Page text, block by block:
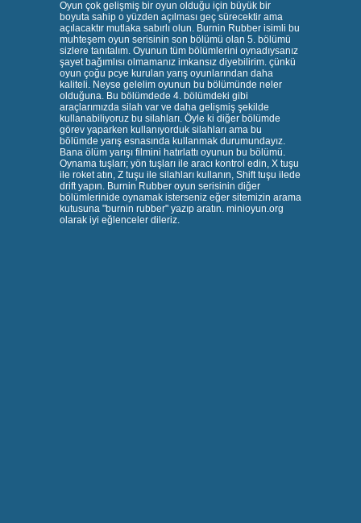
Oyun çok gelişmiş bir oyun olduğu için büyük bir
boyuta sahip o yüzden açılması geç sürecektir ama
açılacaktır mutlaka sabırlı olun. Burnin Rubber isimli bu
muhteşem oyun serisinin son bölümü olan 5. bölümü
sizlere tanıtalım. Oyunun tüm bölümlerini oynadıysanız
şayet bağımlısı olmamanız imkansız diyebilirim. çünkü
oyun çoğu pcye kurulan yarış oyunlarından daha
kaliteli. Neyse gelelim oyunun bu bölümünde neler
olduğuna. Bu bölümdede 4. bölümdeki gibi
araçlarımızda silah var ve daha gelişmiş şekilde
kullanabiliyoruz bu silahları. Öyle ki diğer bölümde
görev yaparken kullanıyorduk silahları ama bu
bölümde yarış esnasında kullanmak durumundayız.
Bana ölüm yarışı filmini hatırlattı oyunun bu bölümü.
Oynama tuşları; yön tuşları ile aracı kontrol edin, X tuşu
ile roket atın, Z tuşu ile silahları kullanın, Shift tuşu ilede
drift yapın. Burnin Rubber oyun serisinin diğer
bölümlerinide oynamak isterseniz eğer sitemizin arama
kutusuna "burnin rubber" yazıp aratın. minioyun.org
olarak iyi eğlenceler dileriz.